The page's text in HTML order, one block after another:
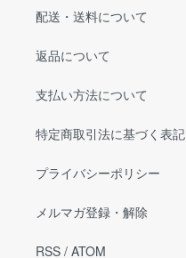
配送・送料について
返品について
支払い方法について
特定商取引法に基づく表記
プライバシーポリシー
メルマガ登録・解除
RSS / ATOM